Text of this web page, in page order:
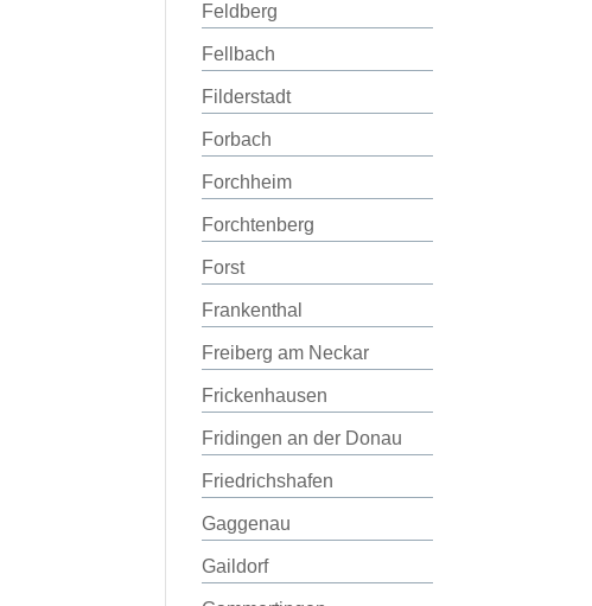
Feldberg
Fellbach
Filderstadt
Forbach
Forchheim
Forchtenberg
Forst
Frankenthal
Freiberg am Neckar
Frickenhausen
Fridingen an der Donau
Friedrichshafen
Gaggenau
Gaildorf